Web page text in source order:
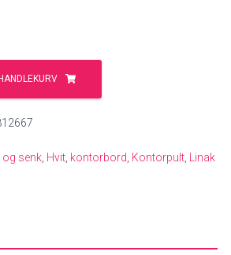
og senk Hvit kontorbord Kontorpult Linak